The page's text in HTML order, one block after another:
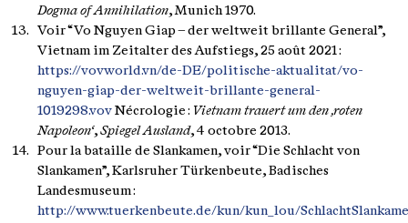
Dogma of Annihilation, Munich 1970.
Voir “Vo Nguyen Giap – der weltweit brillante General”,
Vietnam im Zeitalter des Aufstiegs, 25 août 2021 :
https://vovworld.vn/de-DE/politische-aktualitat/vo-
nguyen-giap-der-weltweit-brillante-general-
1019298.vov Nécrologie : Vietnam trauert um den ‚roten
Napoleon‘, Spiegel Ausland, 4 octobre 2013.
Pour la bataille de Slankamen, voir “Die Schlacht von
Slankamen”, Karlsruher Türkenbeute, Badisches
Landesmuseum :
http://www.tuerkenbeute.de/kun/kun_lou/